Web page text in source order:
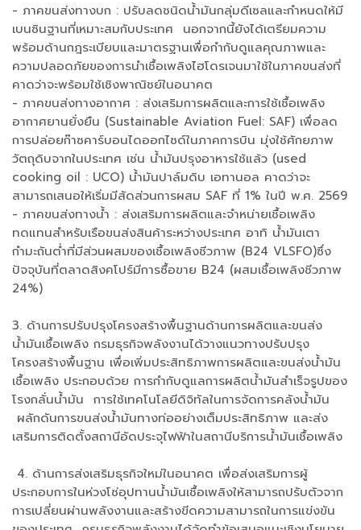
- ภาคขนส่งทางบก : ปรับลดชนิดน้ำมันกลุ่มดีเซลและกำหนดให้มี
เบนซินฐานที่เหมาะสมกับประเทศ นอกจากนี้ยังได้เตรียมความ
พร้อมด้านกฎระเบียบและมาตรฐานเพื่อกำกับดูแลคุณภาพและ
ความปลอดภัยของการนำเชื้อเพลิงไฮโดรเจนมาใช้ในภาคขนส่งที่
คาดว่าจะพร้อมใช้เชิงพาณิชย์ในอนาคต
- ภาคขนส่งทางอากาศ : ส่งเสริมการผลิตและการใช้เชื้อเพลิง
อากาศยานยั่งยืน (Sustainable Aviation Fuel: SAF) เพื่อลด
การปล่อยก๊าซคาร์บอนไดออกไซด์ในภาคการบิน มุ่งใช้ศักยภาพ
วัตถุดิบจากในประเทศ เช่น น้ำมันปรุงอาหารใช้แล้ว (used
cooking oil : UCO) น้ำมันปาล์มดิบ เอทานอล คาดว่าจะ
สามารถเสนอให้เริ่มมีสัดส่วนการผสม SAF ที่ 1% ในปี พ.ศ. 2569
- ภาคขนส่งทางน้ำ : ส่งเสริมการผลิตและจำหน่ายเชื้อเพลิง
ทดแทนสำหรับเรือขนส่งสินค้าระหว่างประเทศ อาทิ น้ำมันเตา
กำมะถันต่ำที่มีส่วนผสมของเชื้อเพลิงชีวภาพ (B24 VLSFO)ซึ่ง
ปัจจุบันที่ตลาดสิงคโปร์มีการซื้อขาย B24 (ผสมเชื้อเพลิงชีวภาพ
24%)
3. ด้านการปรับปรุงโครงสร้างพื้นฐานด้านการผลิตและขนส่ง
น้ำมันเชื้อเพลิง กรมธุรกิจพลังงานได้วางแนวทางปรับปรุง
โครงสร้างพื้นฐาน เพื่อเพิ่มประสิทธิภาพการผลิตและขนส่งน้ำมัน
เชื้อเพลิง ประกอบด้วย การกำกับดูแลการผลิตน้ำมันสำเร็จรูปของ
โรงกลั่นน้ำมัน การใช้เทคโนโลยีดิจิทัลในการจัดการคลังน้ำมัน
ผลักดันการขนส่งน้ำมันทางท่ออย่างเต็มประสิทธิภาพ และส่ง
เสริมการติดตั้งสถานีอัดประจุไฟฟ้าในสถานีบริการน้ำมันเชื้อเพลิง
4. ด้านการส่งเสริมธุรกิจใหม่ในอนาคต เพื่อส่งเสริมการผู้
ประกอบการในห่วงโซ่อุปทานน้ำมันเชื้อเพลิงให้สามารถปรับตัวจาก
การเปลี่ยนผ่านพลังงานและสร้างขีดความสามารถในการแข่งขัน